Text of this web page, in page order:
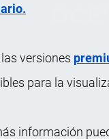
versiones
para la
información